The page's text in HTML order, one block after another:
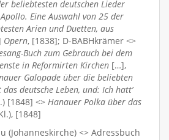
beliebtesten deutschen Lieder
Apollo. Eine Auswahl von 25 der
Arien und Duetten, aus
Opern, [1838]; D-BABHkrämer <>
Buch zum Gebrauch bei dem
in Reformirten Kirchen […],
Galopade über die beliebten
deutsche Leben, und: Ich hatt’
[1848] <> Hanauer Polka über das
[1848]
(Johanneskirche) <> Adressbuch